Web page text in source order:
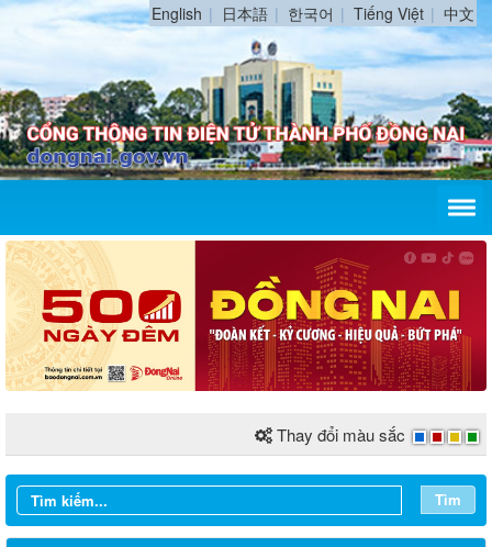
English 日本語 한국어 Tiếng Việt 中文
Thay đổi màu sắc
Tìm